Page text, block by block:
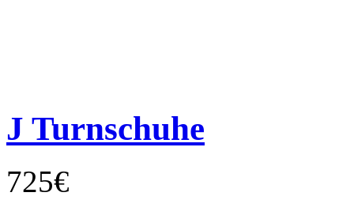
J Turnschuhe
725€